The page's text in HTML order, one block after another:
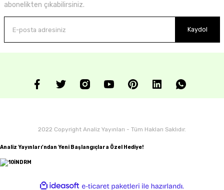
abonelikten çıkabilirsiniz.
Kaydol
2022 Copyright Analiz Yayınları - Tüm Hakları Saklıdır.
Analiz Yayınları’ndan Yeni Başlangıçlara Özel Hediye!
ideasoft e-